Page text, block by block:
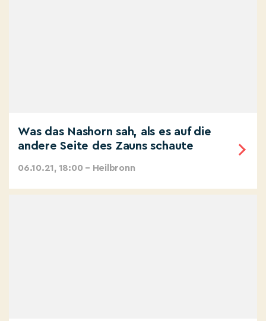
Was das Nashorn sah, als es auf die
andere Seite des Zauns schaute
06.10.21, 18:00 – Heilbronn